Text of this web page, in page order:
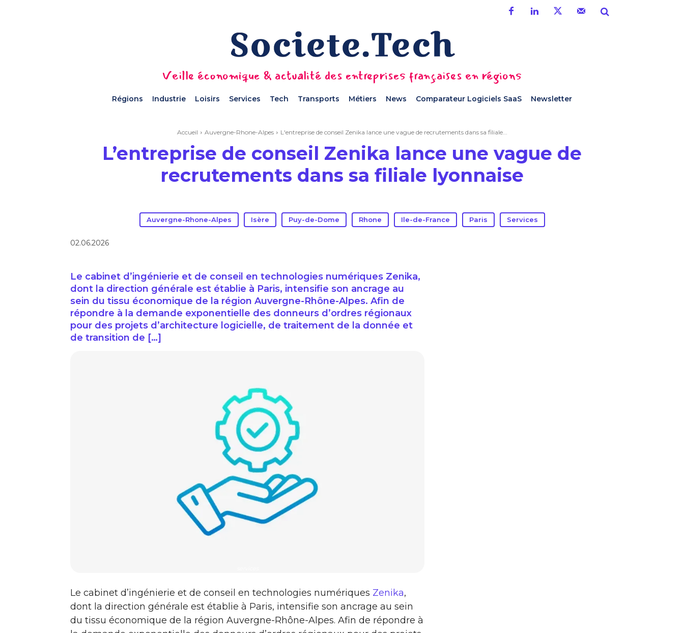
Veille économique & actualité des entreprises françaises en régions
Régions Industrie Loisirs Services Tech Transports Métiers News Comparateur Logiciels SaaS Newsletter
Accueil Auvergne-Rhone-Alpes L'entreprise de conseil Zenika lance une vague de recrutements dans sa filiale...
L’entreprise de conseil Zenika lance une vague de
recrutements dans sa filiale lyonnaise
Auvergne-Rhone-Alpes Isère Puy-de-Dome Rhone Ile-de-France Paris Services
02.06.2026
Le cabinet d’ingénierie et de conseil en technologies numériques Zenika,
dont la direction générale est établie à Paris, intensifie son ancrage au
sein du tissu économique de la région Auvergne-Rhône-Alpes. Afin de
répondre à la demande exponentielle des donneurs d’ordres régionaux
pour des projets d’architecture logicielle, de traitement de la donnée et
de transition de […]
Le cabinet d’ingénierie et de conseil en technologies numériques Zenika,
dont la direction générale est établie à Paris, intensifie son ancrage au sein
du tissu économique de la région Auvergne-Rhône-Alpes. Afin de répondre à